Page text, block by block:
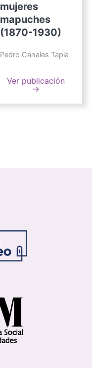
mujeres
mapuches
(1870-1930)
Pedro Canales Tapia
Ver publicación
→